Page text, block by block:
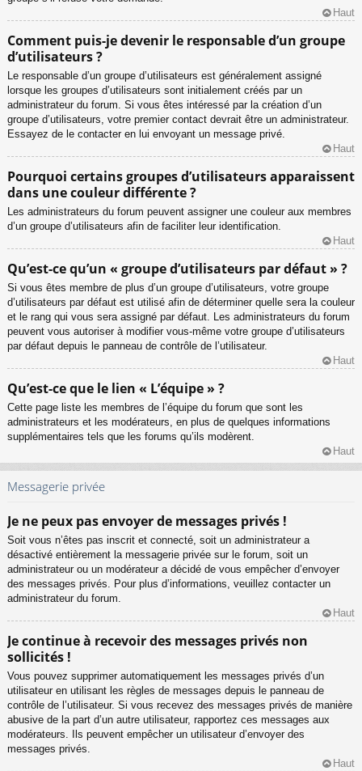
Haut
Comment puis-je devenir le responsable d’un groupe
d’utilisateurs ?
Le responsable d’un groupe d’utilisateurs est généralement assigné
lorsque les groupes d’utilisateurs sont initialement créés par un
administrateur du forum. Si vous êtes intéressé par la création d’un
groupe d’utilisateurs, votre premier contact devrait être un administrateur.
Essayez de le contacter en lui envoyant un message privé.
Haut
Pourquoi certains groupes d’utilisateurs apparaissent
dans une couleur différente ?
Les administrateurs du forum peuvent assigner une couleur aux membres
d’un groupe d’utilisateurs afin de faciliter leur identification.
Haut
Qu’est-ce qu’un « groupe d’utilisateurs par défaut » ?
Si vous êtes membre de plus d’un groupe d’utilisateurs, votre groupe
d’utilisateurs par défaut est utilisé afin de déterminer quelle sera la couleur
et le rang qui vous sera assigné par défaut. Les administrateurs du forum
peuvent vous autoriser à modifier vous-même votre groupe d’utilisateurs
par défaut depuis le panneau de contrôle de l’utilisateur.
Haut
Qu’est-ce que le lien « L’équipe » ?
Cette page liste les membres de l’équipe du forum que sont les
administrateurs et les modérateurs, en plus de quelques informations
supplémentaires tels que les forums qu’ils modèrent.
Haut
Messagerie privée
Je ne peux pas envoyer de messages privés !
Soit vous n’êtes pas inscrit et connecté, soit un administrateur a
désactivé entièrement la messagerie privée sur le forum, soit un
administrateur ou un modérateur a décidé de vous empêcher d’envoyer
des messages privés. Pour plus d’informations, veuillez contacter un
administrateur du forum.
Haut
Je continue à recevoir des messages privés non
sollicités !
Vous pouvez supprimer automatiquement les messages privés d’un
utilisateur en utilisant les règles de messages depuis le panneau de
contrôle de l’utilisateur. Si vous recevez des messages privés de manière
abusive de la part d’un autre utilisateur, rapportez ces messages aux
modérateurs. Ils peuvent empêcher un utilisateur d’envoyer des
messages privés.
Haut